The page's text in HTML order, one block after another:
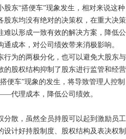
东“搭便车”现象发生，相对来说这种
股东均没有绝对的决策权，在重大决策
难以形成一致有效的解决方案，降低公
成本，对公司绩效带来消极影响。
为的两极分化，也可以避免大股东与
的股权结构抑制了股东进行监管和经营
便车”现象的发生，将导致管理人控制
代理成本，降低公司绩效。
散，虽然全员持股可以起到激励员工
计好持股制度、股权结构及表决权制